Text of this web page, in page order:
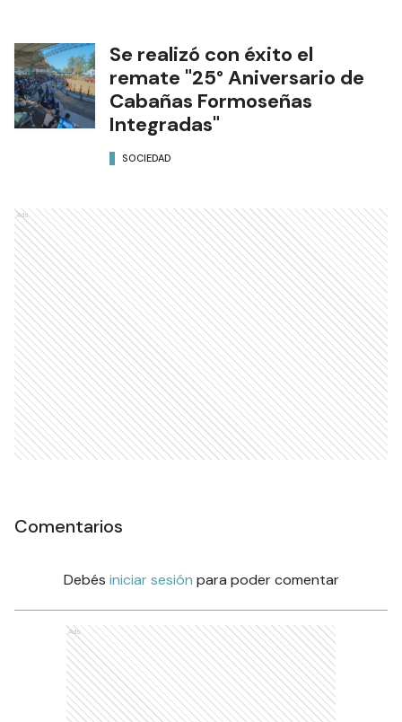
Se realizó con éxito el
remate "25° Aniversario de
Cabañas Formoseñas
Integradas"
SOCIEDAD
Ads
Comentarios
Debés iniciar sesión para poder comentar
Ads